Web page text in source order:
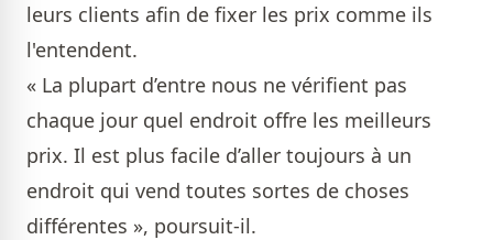
leurs clients afin de fixer les prix comme ils
l'entendent.
« La plupart d’entre nous ne vérifient pas
chaque jour quel endroit offre les meilleurs
prix. Il est plus facile d’aller toujours à un
endroit qui vend toutes sortes de choses
différentes », poursuit-il.